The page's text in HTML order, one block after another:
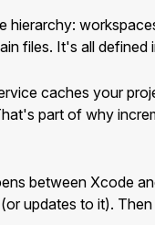
hierarchy:
files. It's all
caches your
part of why
between Xcode
updates to it).